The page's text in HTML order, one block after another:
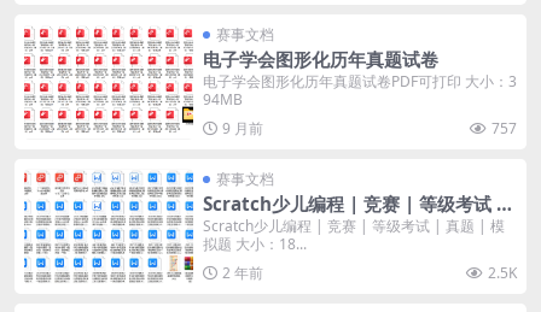
赛事文档
电子学会图形化历年真题试卷
电子学会图形化历年真题试卷PDF可打印 大小：3
94MB
9 月前
757
赛事文档
Scratch少儿编程 | 竞赛 | 等级考试 |
真题 | 模拟题
Scratch少儿编程 | 竞赛 | 等级考试 | 真题 | 模
拟题 大小：18...
2 年前
2.5K